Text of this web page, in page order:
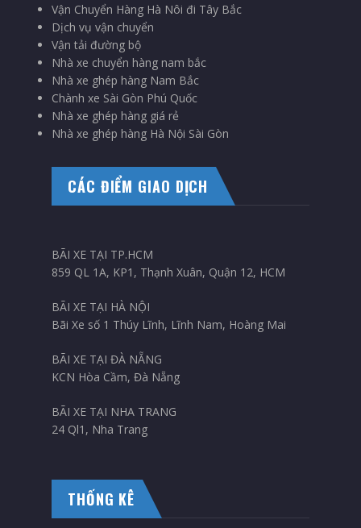
Vận Chuyển Hàng Hà Nôi đi Tây Bắc
Dịch vụ vận chuyển
Vận tải đường bộ
Nhà xe chuyển hàng nam bắc
Nhà xe ghép hàng Nam Bắc
Chành xe Sài Gòn Phú Quốc
Nhà xe ghép hàng giá rẻ
Nhà xe ghép hàng Hà Nội Sài Gòn
CÁC ĐIỂM GIAO DỊCH
BÃI XE TẠI TP.HCM
859 QL 1A, KP1, Thạnh Xuân, Quận 12, HCM
BÃI XE TẠI HÀ NỘI
Bãi Xe số 1 Thúy Lĩnh, Lĩnh Nam, Hoàng Mai
BÃI XE TẠI ĐÀ NẴNG
KCN Hòa Cầm, Đà Nẵng
BÃI XE TẠI NHA TRANG
24 Ql1, Nha Trang
THỐNG KÊ